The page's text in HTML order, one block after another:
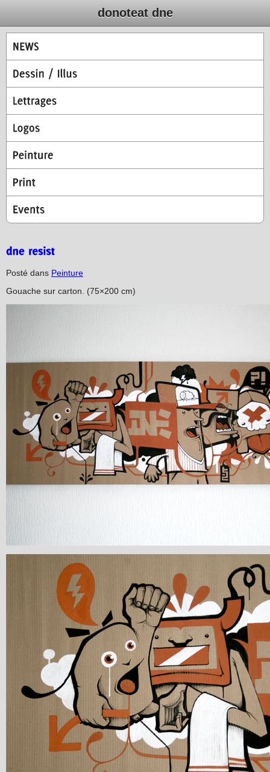
donoteat dne
Posté dans Peinture
Gouache sur carton. (75×200 cm)